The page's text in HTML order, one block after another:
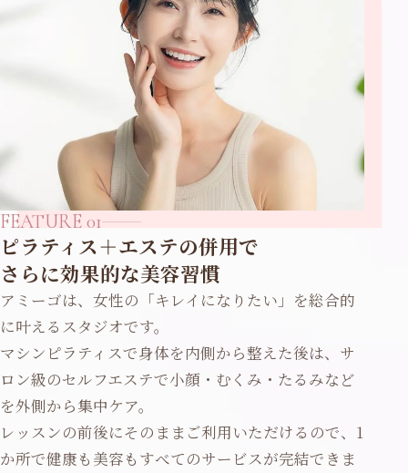
FEATURE 01
ピラティス＋エステの併用で
さらに効果的な美容習慣
アミーゴは、女性の「キレイになりたい」を総合的
に叶えるスタジオです。
マシンピラティスで身体を内側から整えた後は、サ
ロン級のセルフエステで小顔・むくみ・たるみなど
を外側から集中ケア。
レッスンの前後にそのままご利用いただけるので、1
か所で健康も美容もすべてのサービスが完結できま